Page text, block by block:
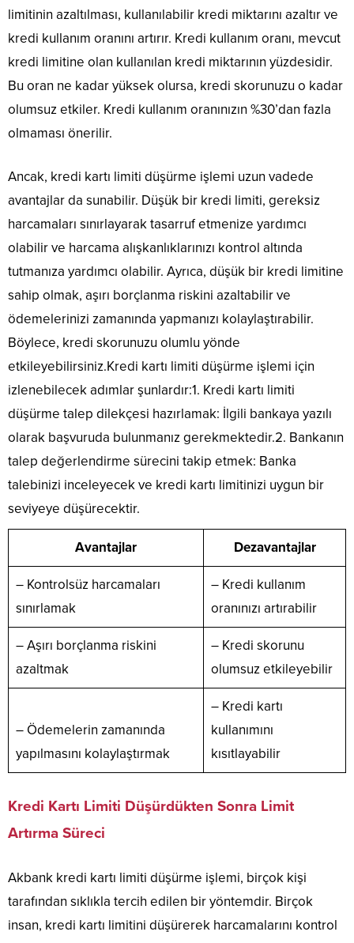
limitinin azaltılması, kullanılabilir kredi miktarını azaltır ve
kredi kullanım oranını artırır. Kredi kullanım oranı, mevcut
kredi limitine olan kullanılan kredi miktarının yüzdesidir.
Bu oran ne kadar yüksek olursa, kredi skorunuzu o kadar
olumsuz etkiler. Kredi kullanım oranınızın %30’dan fazla
olmaması önerilir.
Ancak, kredi kartı limiti düşürme işlemi uzun vadede
avantajlar da sunabilir. Düşük bir kredi limiti, gereksiz
harcamaları sınırlayarak tasarruf etmenize yardımcı
olabilir ve harcama alışkanlıklarınızı kontrol altında
tutmanıza yardımcı olabilir. Ayrıca, düşük bir kredi limitine
sahip olmak, aşırı borçlanma riskini azaltabilir ve
ödemelerinizi zamanında yapmanızı kolaylaştırabilir.
Böylece, kredi skorunuzu olumlu yönde
etkileyebilirsiniz.Kredi kartı limiti düşürme işlemi için
izlenebilecek adımlar şunlardır:1. Kredi kartı limiti
düşürme talep dilekçesi hazırlamak: İlgili bankaya yazılı
olarak başvuruda bulunmanız gerekmektedir.2. Bankanın
talep değerlendirme sürecini takip etmek: Banka
talebinizi inceleyecek ve kredi kartı limitinizi uygun bir
seviyeye düşürecektir.
Avantajlar Dezavantajlar
– Kontrolsüz harcamaları
sınırlamak
– Kredi kullanım
oranınızı artırabilir
– Aşırı borçlanma riskini
azaltmak
– Kredi skorunu
olumsuz etkileyebilir
– Ödemelerin zamanında
yapılmasını kolaylaştırmak
– Kredi kartı
kullanımını
kısıtlayabilir
Kredi Kartı Limiti Düşürdükten Sonra Limit
Artırma Süreci
Akbank kredi kartı limiti düşürme işlemi, birçok kişi
tarafından sıklıkla tercih edilen bir yöntemdir. Birçok
insan, kredi kartı limitini düşürerek harcamalarını kontrol